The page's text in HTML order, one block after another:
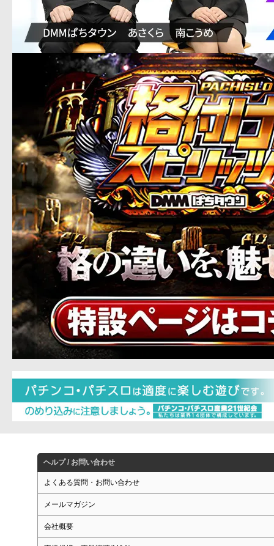
ヘルプ / お問い合わせ
よくある質問・お問い合わせ
メールマガジン
会社概要